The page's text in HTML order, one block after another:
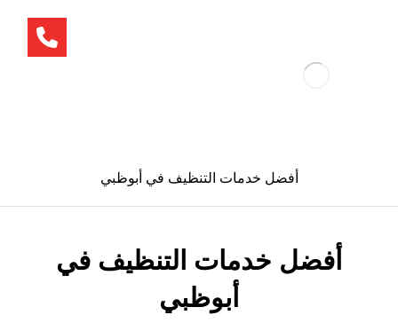
أفضل خدمات التنظيف في أبوظبي
أفضل خدمات التنظيف في
أبوظبي